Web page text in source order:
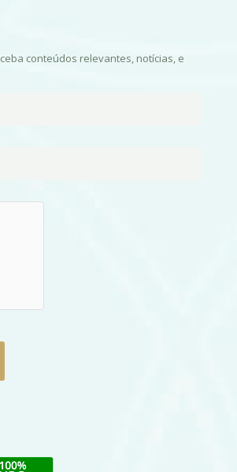
conteúdos relevantes, notícias, e